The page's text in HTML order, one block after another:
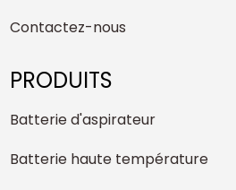
Contactez-nous
PRODUITS
Batterie d'aspirateur
Batterie haute température